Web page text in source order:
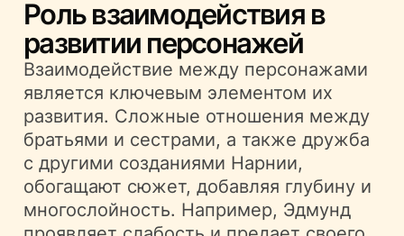
Роль взаимодействия в
развитии персонажей
Взаимодействие между персонажами
является ключевым элементом их
развития. Сложные отношения между
братьями и сестрами, а также дружба
с другими созданиями Нарнии,
обогащают сюжет, добавляя глубину и
многослойность. Например, Эдмунд